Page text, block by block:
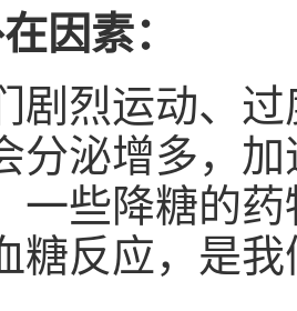
素：
烈运动、过
分泌增多，
一些降糖的
糖反应，是